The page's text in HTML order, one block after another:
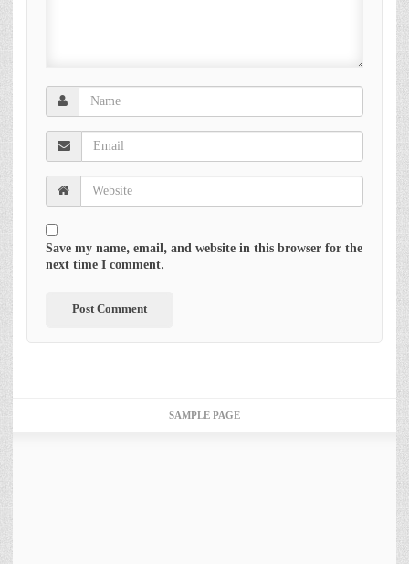
Save my name, email, and website in this browser for the
next time I comment.
SAMPLE PAGE